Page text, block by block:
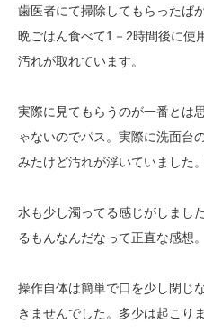
歯医者にて掃除してもらったば
晩ごはん食べて1－2時間後に
汚れが取れています。
実際に見てもらうのが一番とは
ゃないのでパス。実際に洗面台
みたけど汚れが浮いていました
水も少し濁ってる感じがしまし
るもんなんだなって正直な感想。
操作自体は簡単で口を少し閉じ
きませんでした。多少は起こり